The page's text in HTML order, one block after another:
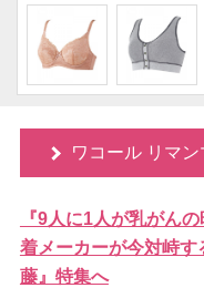
ワコール リマ
『9人に1人が乳がん
着メーカーが今対峙
藤』特集へ